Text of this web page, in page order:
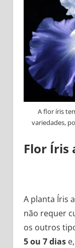
A flor íris
variedades,
Flor Íris
A planta Íris
não requer
os outros
5 ou 7 diase,